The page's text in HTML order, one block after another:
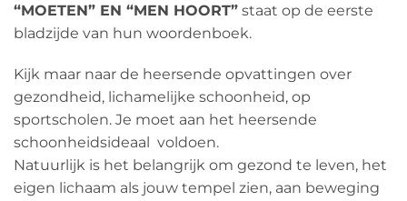
“MOETEN” EN “MEN HOORT” staat op de eerste
bladzijde van hun woordenboek.
Kijk maar naar de heersende opvattingen over
gezondheid, lichamelijke schoonheid, op
sportscholen. Je moet aan het heersende
schoonheidsideaal voldoen.
Natuurlijk is het belangrijk om gezond te leven, het
eigen lichaam als jouw tempel zien, aan beweging